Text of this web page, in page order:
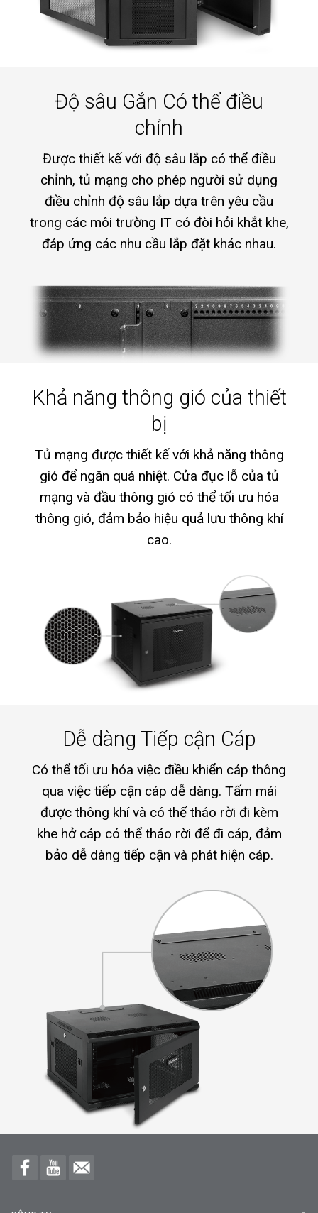
Độ sâu Gắn Có thể điều
chỉnh
Được thiết kế với độ sâu lắp có thể điều
chỉnh, tủ mạng cho phép người sử dụng
điều chỉnh độ sâu lắp dựa trên yêu cầu
trong các môi trường IT có đòi hỏi khắt khe,
đáp ứng các nhu cầu lắp đặt khác nhau.
Khả năng thông gió của thiết
bị
Tủ mạng được thiết kế với khả năng thông
gió để ngăn quá nhiệt. Cửa đục lỗ của tủ
mạng và đầu thông gió có thể tối ưu hóa
thông gió, đảm bảo hiệu quả lưu thông khí
cao.
Dễ dàng Tiếp cận Cáp
Có thể tối ưu hóa việc điều khiển cáp thông
qua việc tiếp cận cáp dễ dàng. Tấm mái
được thông khí và có thể tháo rời đi kèm
khe hở cáp có thể tháo rời để đi cáp, đảm
bảo dễ dàng tiếp cận và phát hiện cáp.